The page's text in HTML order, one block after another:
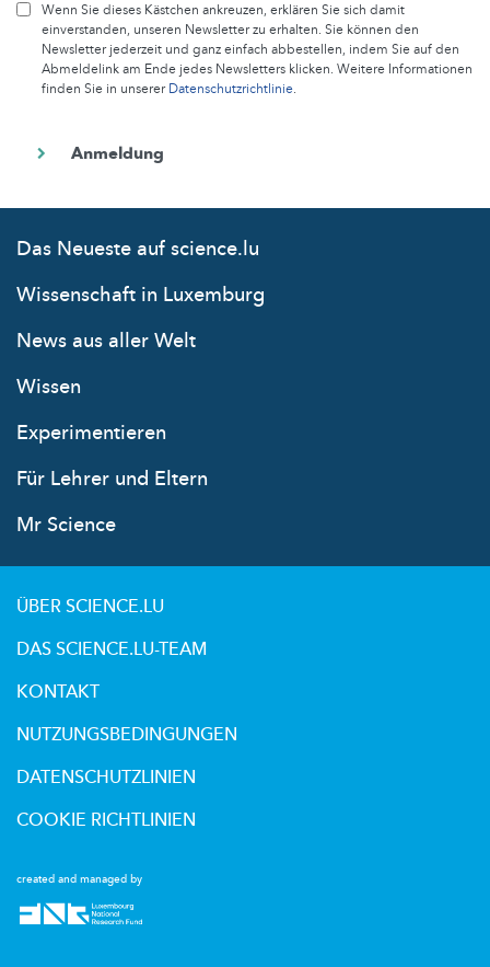
Wenn Sie dieses Kästchen ankreuzen, erklären Sie sich damit
einverstanden, unseren Newsletter zu erhalten. Sie können den
Newsletter jederzeit und ganz einfach abbestellen, indem Sie auf den
Abmeldelink am Ende jedes Newsletters klicken. Weitere Informationen
finden Sie in unsererDatenschutzrichtlinie.
Das Neueste auf science.lu
Wissenschaft in Luxemburg
News aus aller Welt
Wissen
Experimentieren
Für Lehrer und Eltern
Mr Science
created and managed by
ÜBER SCIENCE.LU
DAS SCIENCE.LU-TEAM
KONTAKT
NUTZUNGSBEDINGUNGEN
DATENSCHUTZLINIEN
COOKIE RICHTLINIEN